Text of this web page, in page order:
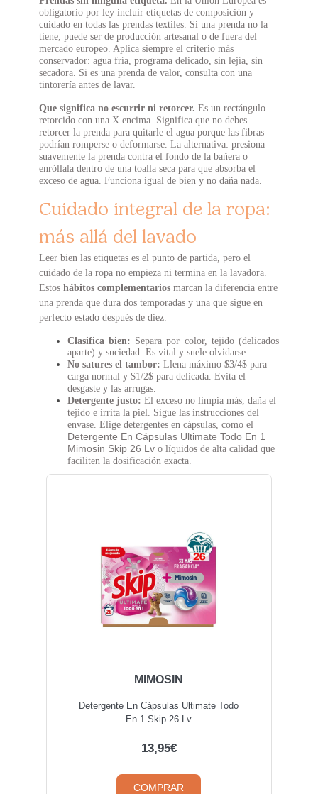
obligatorio por ley incluir etiquetas de composición y
cuidado en todas las prendas textiles. Si una prenda no la
tiene, puede ser de producción artesanal o de fuera del
mercado europeo. Aplica siempre el criterio más
conservador: agua fría, programa delicado, sin lejía, sin
secadora. Si es una prenda de valor, consulta con una
tintorería antes de lavar.
Que significa no escurrir ni retorcer. Es un rectángulo
retorcido con una X encima. Significa que no debes
retorcer la prenda para quitarle el agua porque las fibras
podrían romperse o deformarse. La alternativa: presiona
suavemente la prenda contra el fondo de la bañera o
enróllala dentro de una toalla seca para que absorba el
exceso de agua. Funciona igual de bien y no daña nada.
Cuidado integral de la ropa:
más allá del lavado
Leer bien las etiquetas es el punto de partida, pero el
cuidado de la ropa no empieza ni termina en la lavadora.
Estoshábitos complementarios marcan la diferencia entre
una prenda que dura dos temporadas y una que sigue en
perfecto estado después de diez.
Clasifica bien: Separa por color, tejido (delicados
aparte) y suciedad. Es vital y suele olvidarse.
No satures el tambor: Llena máximo $3/4$ para
carga normal y $1/2$ para delicada. Evita el
desgaste y las arrugas.
Detergente justo: El exceso no limpia más, daña el
tejido e irrita la piel. Sigue las instrucciones del
envase. Elige detergentes en cápsulas, como el
Detergente En Cápsulas Ultimate Todo En 1
Mimosin Skip 26 Lvo líquidos de alta calidad que
faciliten la dosificación exacta.
MIMOSIN
Detergente En Cápsulas Ultimate Todo
En 1 Skip 26 Lv
13,95€
COMPRAR